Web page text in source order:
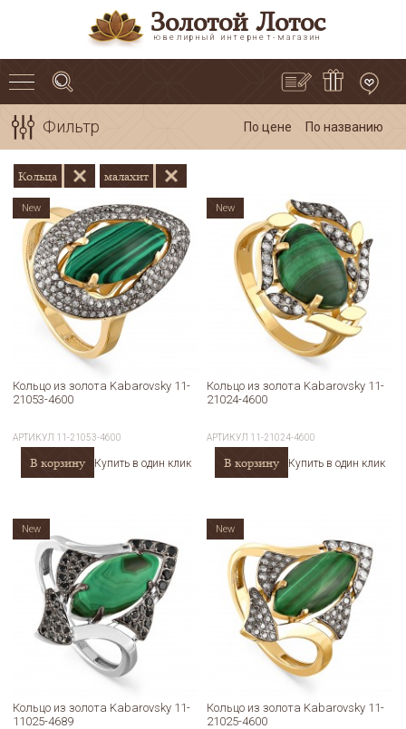
Золотой Лотос
ювелирный интернет-магазин
Фильтр По цене По названию
Кольца малахит
Кольцо из золота Kabarovsky 11-
21053-4600
АРТИКУЛ 11-21053-4600
В корзину Купить в один клик
New
Кольцо из золота Kabarovsky 11-
21024-4600
АРТИКУЛ 11-21024-4600
В корзину Купить в один клик
New
Кольцо из золота Kabarovsky 11-
11025-4689
New
Кольцо из золота Kabarovsky 11-
21025-4600
New